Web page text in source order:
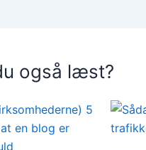
også læst?